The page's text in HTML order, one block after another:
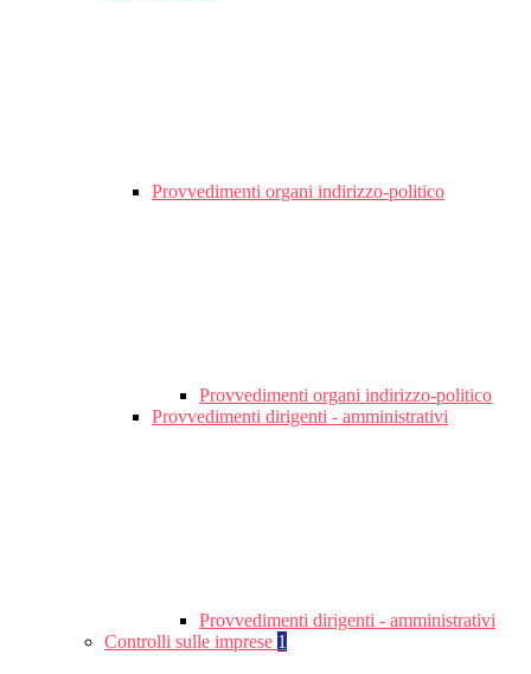
Provvedimenti organi indirizzo-politico
Provvedimenti organi indirizzo-politico
Provvedimenti dirigenti - amministrativi
Provvedimenti dirigenti - amministrativi
Controlli sulle imprese 1